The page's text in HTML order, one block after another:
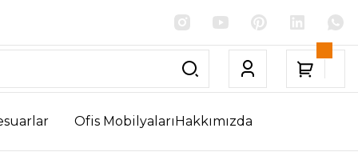
Ofis MobilyalarıHakkımızda